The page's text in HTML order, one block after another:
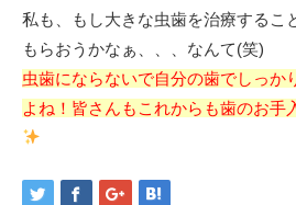
私も、もし大きな虫歯を治療するこ
もらおうかなぁ、、、なんて(笑)
虫歯にならないで自分の歯でしっか
よね！皆さんもこれからも歯のお手